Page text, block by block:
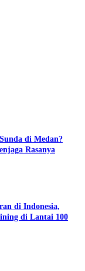
di Medan?
Rasanya
di Indonesia,
di Lantai 100